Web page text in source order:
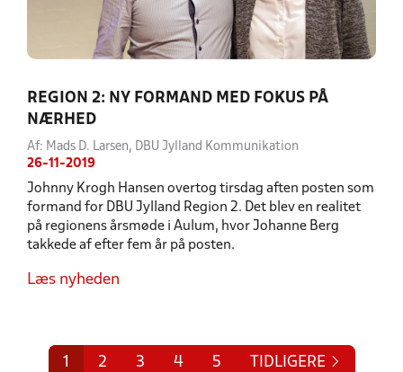
REGION 2: NY FORMAND MED FOKUS PÅ
NÆRHED
Af: Mads D. Larsen, DBU Jylland Kommunikation
26-11-2019
Johnny Krogh Hansen overtog tirsdag aften posten som
formand for DBU Jylland Region 2. Det blev en realitet
på regionens årsmøde i Aulum, hvor Johanne Berg
takkede af efter fem år på posten.
Læs nyheden
1 2 3 4 5 TIDLIGERE